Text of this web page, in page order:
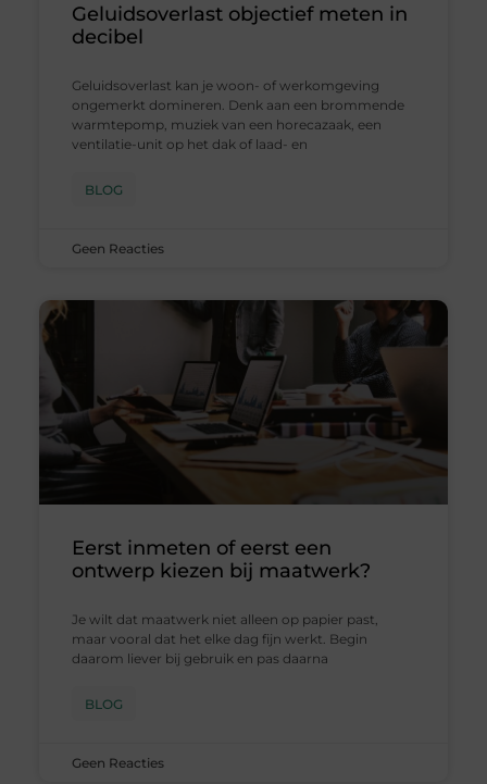
Geluidsoverlast objectief meten in
decibel
Geluidsoverlast kan je woon- of werkomgeving
ongemerkt domineren. Denk aan een brommende
warmtepomp, muziek van een horecazaak, een
ventilatie-unit op het dak of laad- en
BLOG
Geen Reacties
Eerst inmeten of eerst een
ontwerp kiezen bij maatwerk?
Je wilt dat maatwerk niet alleen op papier past,
maar vooral dat het elke dag fijn werkt. Begin
daarom liever bij gebruik en pas daarna
BLOG
Geen Reacties